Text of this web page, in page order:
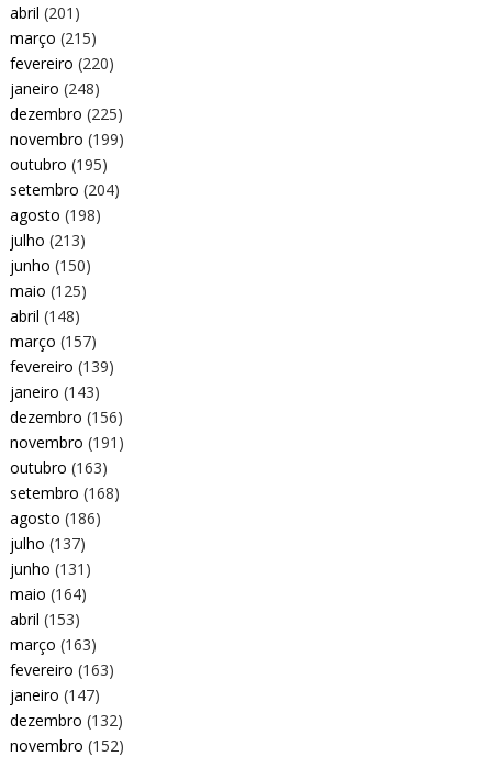
abril (201)
março (215)
fevereiro (220)
janeiro (248)
dezembro (225)
novembro (199)
outubro (195)
setembro (204)
agosto (198)
julho (213)
junho (150)
maio (125)
abril (148)
março (157)
fevereiro (139)
janeiro (143)
dezembro (156)
novembro (191)
outubro (163)
setembro (168)
agosto (186)
julho (137)
junho (131)
maio (164)
abril (153)
março (163)
fevereiro (163)
janeiro (147)
dezembro (132)
novembro (152)